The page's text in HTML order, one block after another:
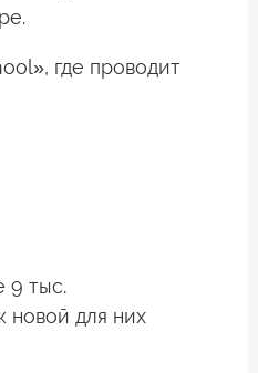
где проводит
9 тыс.
новой для них